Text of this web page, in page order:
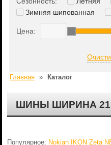
Главная » Каталог
ШИНЫ ШИРИНА
Популярное: Nokian IKON Zeta
Зимняя шипованная
Цена: